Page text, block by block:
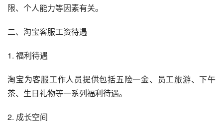
限、个人能力等因素有关。
二、淘宝客服工资待遇
1. 福利待遇
淘宝为客服工作人员提供包括五险一金、员工旅游、下午
茶、生日礼物等一系列福利待遇。
2. 成长空间